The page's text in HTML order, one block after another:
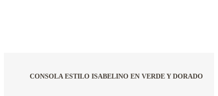
CONSOLA ESTILO ISABELINO EN VERDE Y DORADO